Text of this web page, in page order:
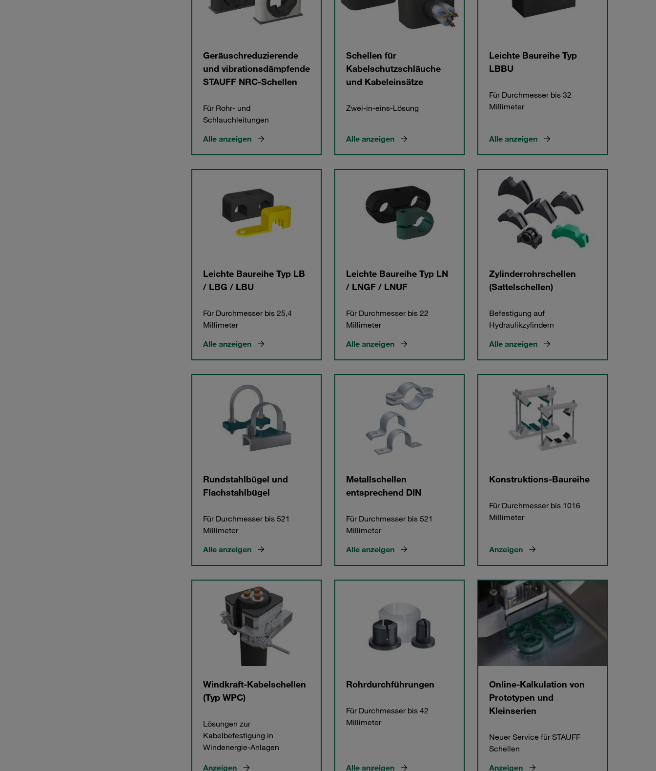
Geräuschreduzierende
und vibrationsdämpfende
STAUFF NRC-Schellen
Für Rohr- und
Schlauchleitungen
Alle anzeigen
Schellen für
Kabelschutzschläuche
und Kabeleinsätze
Zwei-in-eins-Lösung
Alle anzeigen
Leichte Baureihe Typ
LBBU
Für Durchmesser bis 32
Millimeter
Alle anzeigen
Leichte Baureihe Typ LB
/ LBG / LBU
Für Durchmesser bis 25,4
Millimeter
Alle anzeigen
Leichte Baureihe Typ LN
/ LNGF / LNUF
Für Durchmesser bis 22
Millimeter
Alle anzeigen
Zylinderrohrschellen
(Sattelschellen)
Befestigung auf
Hydraulikzylindern
Alle anzeigen
Rundstahlbügel und
Flachstahlbügel
Für Durchmesser bis 521
Millimeter
Alle anzeigen
Metallschellen
entsprechend DIN
Für Durchmesser bis 521
Millimeter
Alle anzeigen
Konstruktions-Baureihe
Für Durchmesser bis 1016
Millimeter
Anzeigen
Windkraft-Kabelschellen
(Typ WPC)
Lösungen zur
Kabelbefestigung in
Windenergie-Anlagen
Anzeigen
Rohrdurchführungen
Für Durchmesser bis 42
Millimeter
Alle anzeigen
Online-Kalkulation von
Prototypen und
Kleinserien
Neuer Service für STAUFF
Schellen
Anzeigen